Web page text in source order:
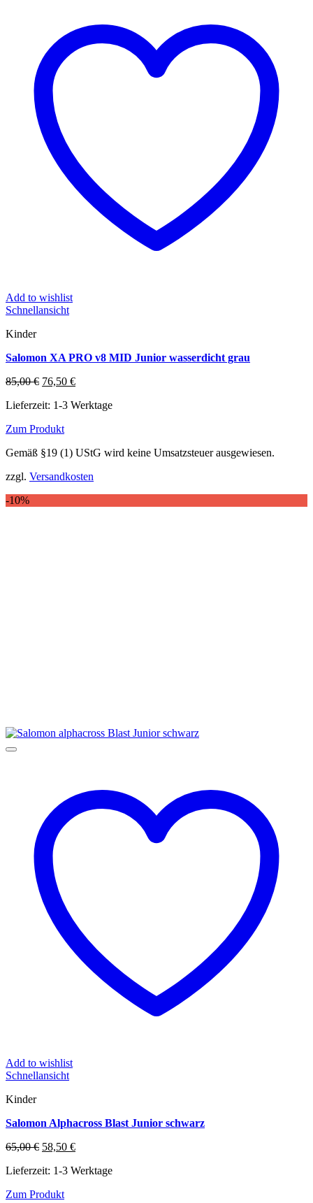
Add to wishlist
Schnellansicht
Kinder
Salomon XA PRO v8 MID Junior wasserdicht grau
85,00€ Ursprünglicher
war:
76,50 €Aktueller
ist:
Lieferzeit: 1-3 Werktage
Zum Produkt
Produkt
mehrere
auf.
Gemäß §19 (1) UStG wird keine Umsatzsteuer ausgewiesen.
zzgl. Versandkosten
-10%
Add to wishlist
Schnellansicht
Kinder
Salomon Alphacross Blast Junior schwarz
65,00€ Ursprünglicher
war:
58,50 €Aktueller
ist:
Lieferzeit: 1-3 Werktage
Zum Produkt